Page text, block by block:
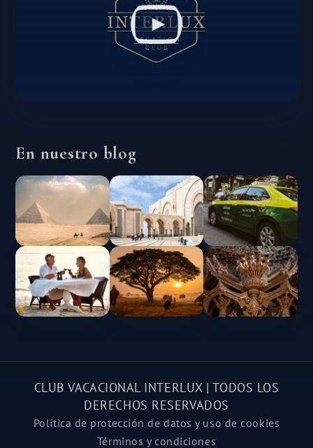
En nuestro blog
CLUB VACACIONAL INTERLUX | TODOS LOS
DERECHOS RESERVADOS
Política de protección de datos y uso de cookies
Términos y condiciones